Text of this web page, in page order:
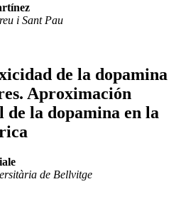
i Sant Pau
de la dopamina
Aproximación
la dopamina en la
de Bellvitge